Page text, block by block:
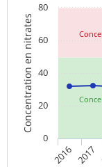
Concentration en nitrates
2016 2017
0
20
40
60
80